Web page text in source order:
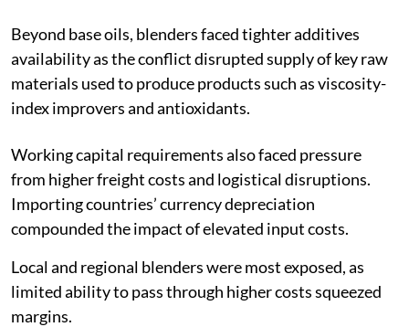
Beyond base oils, blenders faced tighter additives
availability as the conflict disrupted supply of key raw
materials used to produce products such as viscosity-
index improvers and antioxidants.
Working capital requirements also faced pressure
from higher freight costs and logistical disruptions.
Importing countries’ currency depreciation
compounded the impact of elevated input costs.
Local and regional blenders were most exposed, as
limited ability to pass through higher costs squeezed
margins.